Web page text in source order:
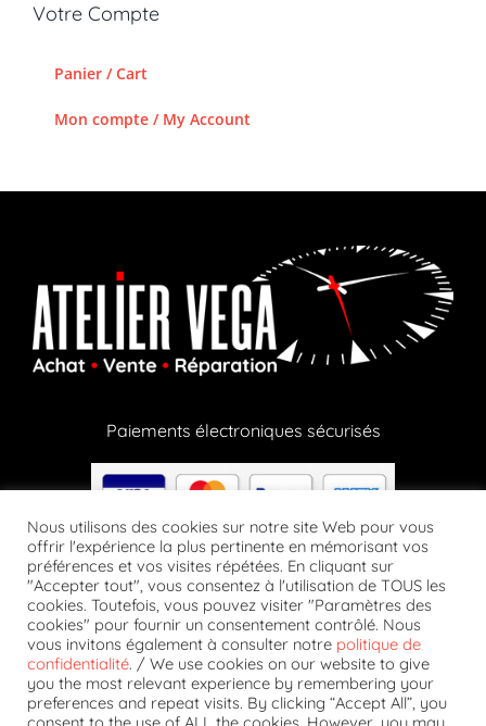
Votre Compte
Panier / Cart
Mon compte / My Account
Paiements électroniques sécurisés
Paiements en crypto via notre partenaire Lizy
Suivez-nous
Nous utilisons des cookies sur notre site Web pour vous
offrir l'expérience la plus pertinente en mémorisant vos
préférences et vos visites répétées. En cliquant sur
"Accepter tout", vous consentez à l'utilisation de TOUS les
cookies. Toutefois, vous pouvez visiter "Paramètres des
cookies" pour fournir un consentement contrôlé. Nous
vous invitons également à consulter notre politique de
confidentialité. / We use cookies on our website to give
you the most relevant experience by remembering your
preferences and repeat visits. By clicking “Accept All”, you